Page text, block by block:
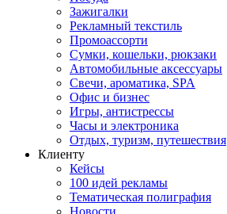
Зажигалки
Рекламный текстиль
Промоассорти
Сумки, кошельки, рюкзаки
Автомобильные аксессуары
Свечи, ароматика, SPA
Офис и бизнес
Игры, антистрессы
Часы и электроника
Отдых, туризм, путешествия
Клиенту
Кейсы
100 идей рекламы
Тематическая полиграфия
Новости